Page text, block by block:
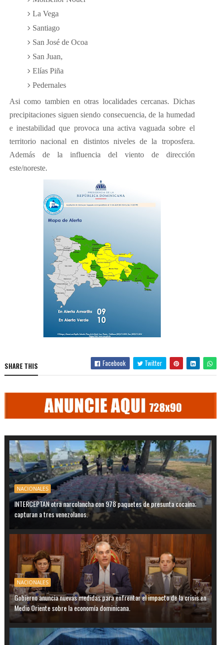
La Vega
Santiago
San José de Ocoa
San Juan,
Elías Piña
Pedernales
Asi como tambien en otras localidades cercanas. Dichas
precipitaciones siguen siendo consecuencia, de la humedad
e inestabilidad que provoca una activa vaguada sobre el
territorio nacional en distintos niveles de la troposfera.
Además de la influencia del viento de dirección
este/noreste.
SHARE THIS Facebook Twitter
NACIONALES
INTERCEPTAN otra narcolancha con 978 paquetes de presunta cocaína;
capturan a tres venezolanos.
NACIONALES
Gobierno anuncia nuevas medidas para enfrentar el impacto de la crisis en
Medio Oriente sobre la economía dominicana.